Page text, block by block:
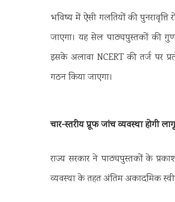
भविष्य में ऐसी गलतियों की
जाएगा। यह सेल पाठ्यपुस्तकों की
इसके अलावा NCERT की तर्ज पर
गठन किया जाएगा।
चार-स्तरीय प्रूफ जांच व्यवस्था होगी लागू
राज्य सरकार ने पाठ्यपुस्तकों के
व्यवस्था के तहत अंतिम अकादमिक